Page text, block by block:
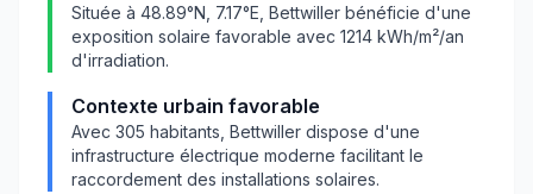
Située à 48.89°N, 7.17°E, Bettwiller bénéficie d'une
exposition solaire favorable avec 1214 kWh/m²/an
d'irradiation.
Contexte urbain favorable
Avec 305 habitants, Bettwiller dispose d'une
infrastructure électrique moderne facilitant le
raccordement des installations solaires.